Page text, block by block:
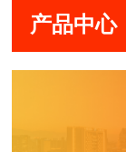
产品中心